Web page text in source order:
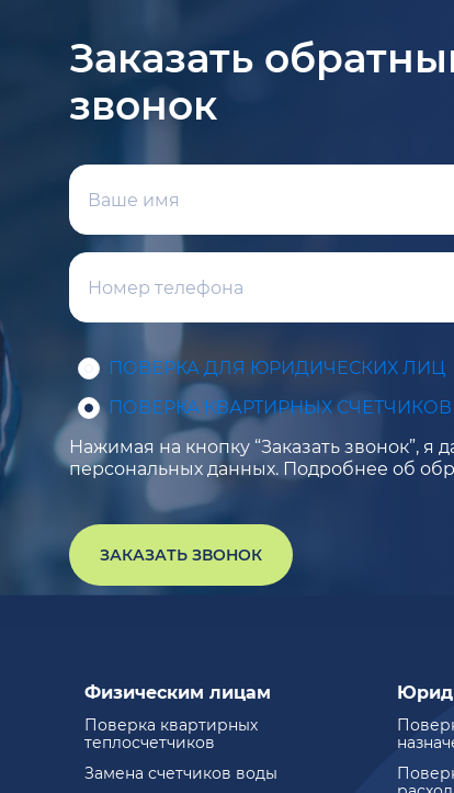
Заказать
звонок
ПОВЕРКА ДЛЯ ЮРИДИЧЕСКИХ ЛИЦ
ПОВЕРКА КВАРТИРНЫХ СЧЕТЧИКОВ
Нажимая на кнопку “Заказать звонок”, я
персональных данных. Подробнее об
ЗАКАЗАТЬ ЗВОНОК
Физическим лицам
Поверка квартирных
теплосчетчиков
Замена счетчиков воды